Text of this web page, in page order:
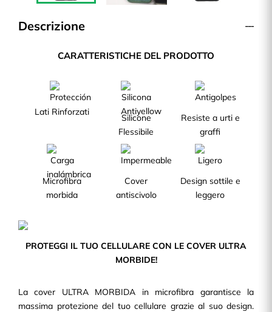
Descrizione
CARATTERISTICHE DEL PRODOTTO
Lati Rinforzati
Silicone
Flessibile
Resiste a urti e
graffi
Microfibra
morbida
Cover
antiscivolo
Design sottile e
leggero
PROTEGGI IL TUO CELLULARE CON LE COVER ULTRA
MORBIDE!
La cover ULTRA MORBIDA in microfibra garantisce la
massima protezione del tuo cellulare grazie al suo design.